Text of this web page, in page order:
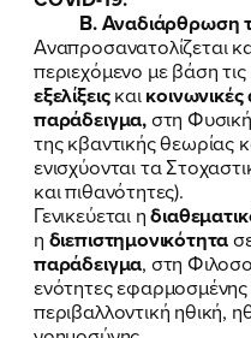
Β. Αναδιάρθρωση
Αναπροσανατολίζεται
περιεχόμενο με βάση τις
εξελίξειςκαι
παράδειγμα,στη Φυσική
της κβαντικής θεωρίας
ενισχύονται τα
και πιθανότητες).
Γενικεύεται η
η διεπιστημονικότητα
παράδειγμα, στη
ενότητες εφαρμοσμένης
περιβαλλοντική ηθική,